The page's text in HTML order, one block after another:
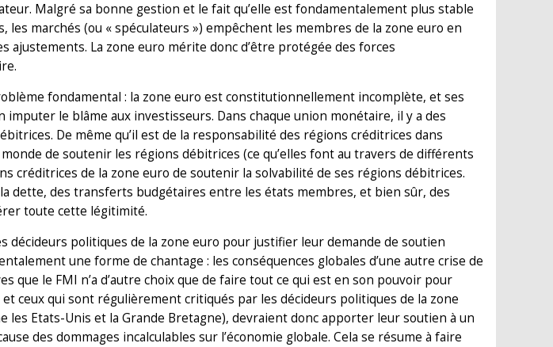
Malgré sa bonne gestion et le fait qu’elle est fondamentalement plus stable
les marchés (ou « spéculateurs ») empêchent les membres de la zone euro en
ajustements. La zone euro mérite donc d’être protégée des forces
fondamental : la zone euro est constitutionnellement incomplète, et ses
imputer le blâme aux investisseurs. Dans chaque union monétaire, il y a des
De même qu’il est de la responsabilité des régions créditrices dans
de soutenir les régions débitrices (ce qu’elles font au travers de différents
créditrices de la zone euro de soutenir la solvabilité de ses régions débitrices.
dette, des transferts budgétaires entre les états membres, et bien sûr, des
toute cette légitimité.
décideurs politiques de la zone euro pour justifier leur demande de soutien
une forme de chantage : les conséquences globales d’une autre crise de
que le FMI n’a d’autre choix que de faire tout ce qui est en son pouvoir pour
et ceux qui sont régulièrement critiqués par les décideurs politiques de la zone
les Etats-Unis et la Grande Bretagne), devraient donc apporter leur soutien à un
des dommages incalculables sur l’économie globale. Cela se résume à faire